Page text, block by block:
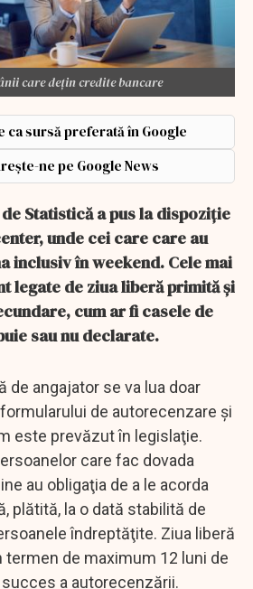
care dețin credite bancare
ca sursă preferată în Google
ne pe Google News
Statistică a pus la dispoziție
unde cei care care au
inclusiv în weekend. Cele mai
legate de ziua liberă primită și
cum ar fi casele de
sau nu declarate.
de angajator se va lua doar
de autorecenzare şi
este prevăzut în legislaţie.
care fac dovada
au obligaţia de a le acorda
plătită, la o dată stabilită de
îndreptăţite. Ziua liberă
termen de maximum 12 luni de
a autorecenzării.